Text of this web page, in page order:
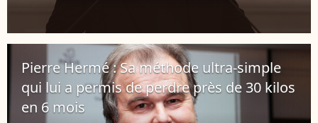
Pierre Hermé : Sa méthode ultra-simple
qui lui a permis de perdre près de 30 kilos
en 6 mois